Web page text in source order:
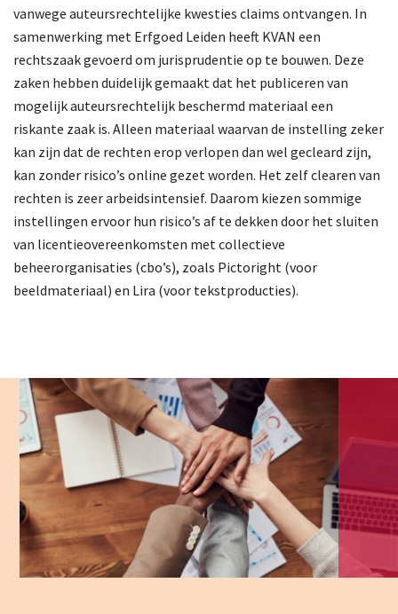
vanwege auteursrechtelijke kwesties claims ontvangen. In
samenwerking met Erfgoed Leiden heeft KVAN een
rechtszaak gevoerd om jurisprudentie op te bouwen. Deze
zaken hebben duidelijk gemaakt dat het publiceren van
mogelijk auteursrechtelijk beschermd materiaal een
riskante zaak is. Alleen materiaal waarvan de instelling zeker
kan zijn dat de rechten erop verlopen dan wel gecleard zijn,
kan zonder risico’s online gezet worden. Het zelf clearen van
rechten is zeer arbeidsintensief. Daarom kiezen sommige
instellingen ervoor hun risico’s af te dekken door het sluiten
van licentieovereenkomsten met collectieve
beheerorganisaties (cbo’s), zoals Pictoright (voor
beeldmateriaal) en Lira (voor tekstproducties).